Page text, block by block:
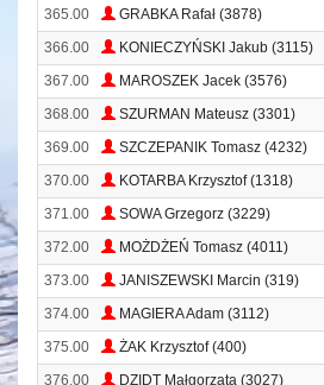
365.00
GRABKA Rafał (3878)
366.00
KONIECZYŃSKI Jakub (3115)
367.00
MAROSZEK Jacek (3576)
368.00
SZURMAN Mateusz (3301)
369.00 SZCZEPANIK Tomasz (4232)
370.00
KOTARBA Krzysztof (1318)
371.00
SOWA Grzegorz (3229)
372.00
MOŻDŻEŃ Tomasz (4011)
373.00 JANISZEWSKI Marcin (319)
374.00 MAGIERA Adam (3112)
375.00
ŻAK Krzysztof (400)
376.00
DZIDT Małgorzata (3027)